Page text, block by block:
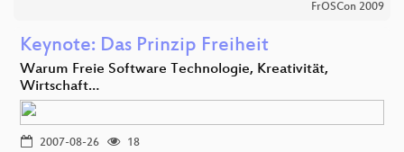
FrOSCon 2009
Keynote: Das Prinzip Freiheit
Warum Freie Software Technologie, Kreativität,
Wirtschaft…
2007-08-26 18